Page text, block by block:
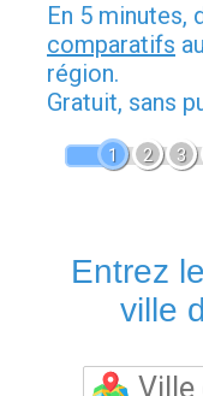
En 5 minutes,
comparatifs
région.
Gratuit, sans
1 2 3
Entrez
ville